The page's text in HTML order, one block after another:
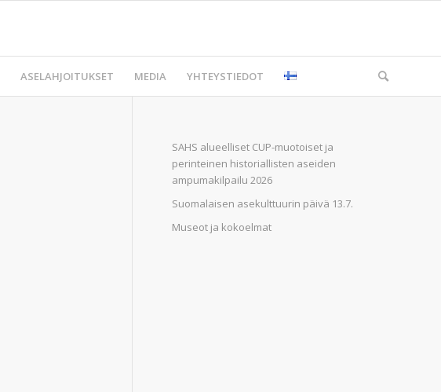
ASELAHJOITUKSET MEDIA YHTEYSTIEDOT
SAHS alueelliset CUP-muotoiset ja
perinteinen historiallisten aseiden
ampumakilpailu 2026
Suomalaisen asekulttuurin päivä 13.7.
Museot ja kokoelmat